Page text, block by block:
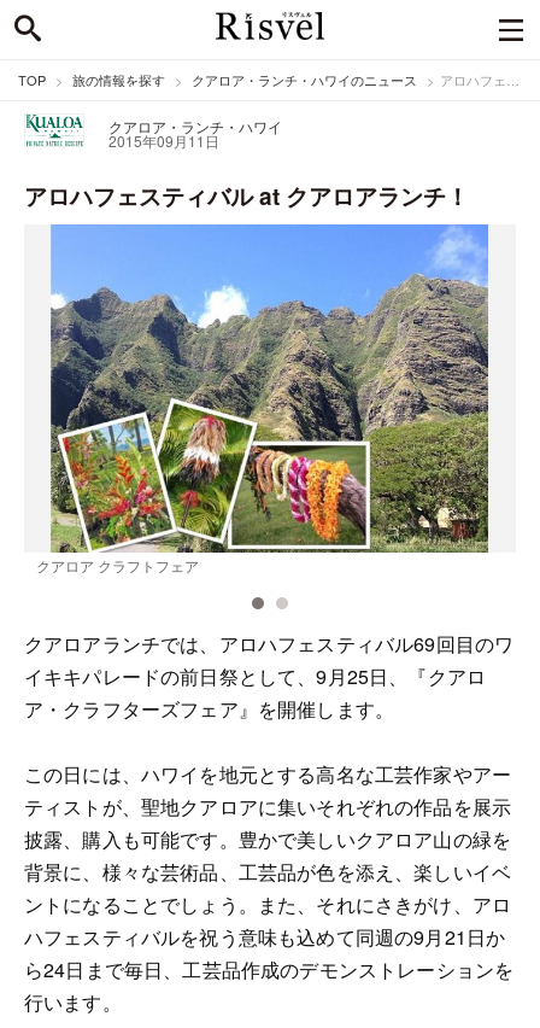
TOP 旅の情報を探す クアロア・ランチ・ハワイのニュース アロハフェスティバル at クアロアランチ！
クアロア・ランチ・ハワイ
2015年09月11日
アロハフェスティバル at クアロアランチ！
クアロア クラフトフェア
クアロアランチでは、アロハフェスティバル69回目のワ
イキキパレードの前日祭として、9月25日、『クアロ
ア・クラフターズフェア』を開催します。
この日には、ハワイを地元とする高名な工芸作家やアー
ティストが、聖地クアロアに集いそれぞれの作品を展示
披露、購入も可能です。豊かで美しいクアロア山の緑を
背景に、様々な芸術品、工芸品が色を添え、楽しいイベ
ントになることでしょう。また、それにさきがけ、アロ
ハフェスティバルを祝う意味も込めて同週の9月21日か
ら24日まで毎日、工芸品作成のデモンストレーションを
行います。